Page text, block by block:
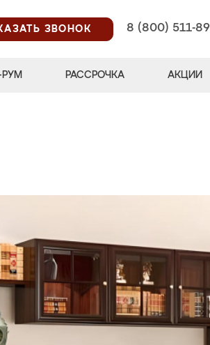
ЗВОНОК
8 (800) 511-
РАССРОЧКА АКЦИИ